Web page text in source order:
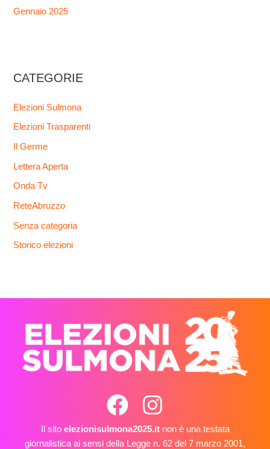
Gennaio 2025
CATEGORIE
Elezioni Sulmona
Elezioni Trasparenti
Il Germe
Lettera Aperta
Onda Tv
ReteAbruzzo
Senza categoria
Storico elezioni
Il sito elezionisulmona2025.itnon è una testata
giornalistica ai sensi della Legge n. 62 del 7 marzo 2001,